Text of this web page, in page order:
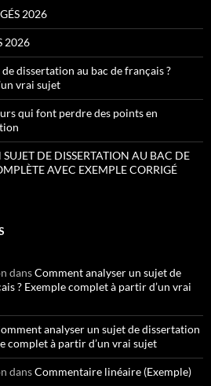
2026
2026
dissertation au bac de français ?
vrai sujet
qui font perdre des points en
DE DISSERTATION AU BAC DE
AVEC EXEMPLE CORRIGÉ
dansComment analyser un sujet de
? Exemple complet à partir d’un vrai
analyser un sujet de dissertation
complet à partir d’un vrai sujet
dansCommentaire linéaire (Exemple)